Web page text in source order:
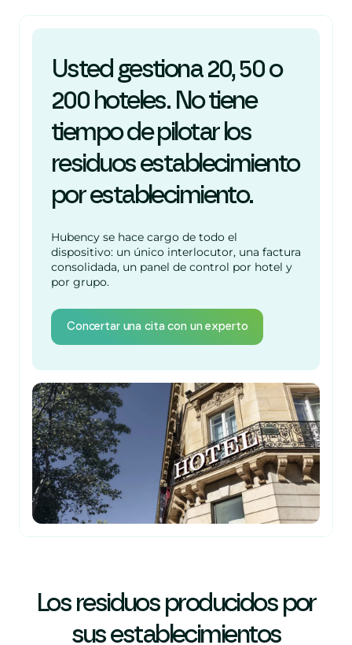
Usted gestiona 20, 50 o
200 hoteles. No tiene
tiempo de pilotar los
residuos establecimiento
por establecimiento.
Hubency se hace cargo de todo el
dispositivo: un único interlocutor, una factura
consolidada, un panel de control por hotel y
por grupo.
Concertar una cita con un experto
Los residuos producidos por
sus establecimientos